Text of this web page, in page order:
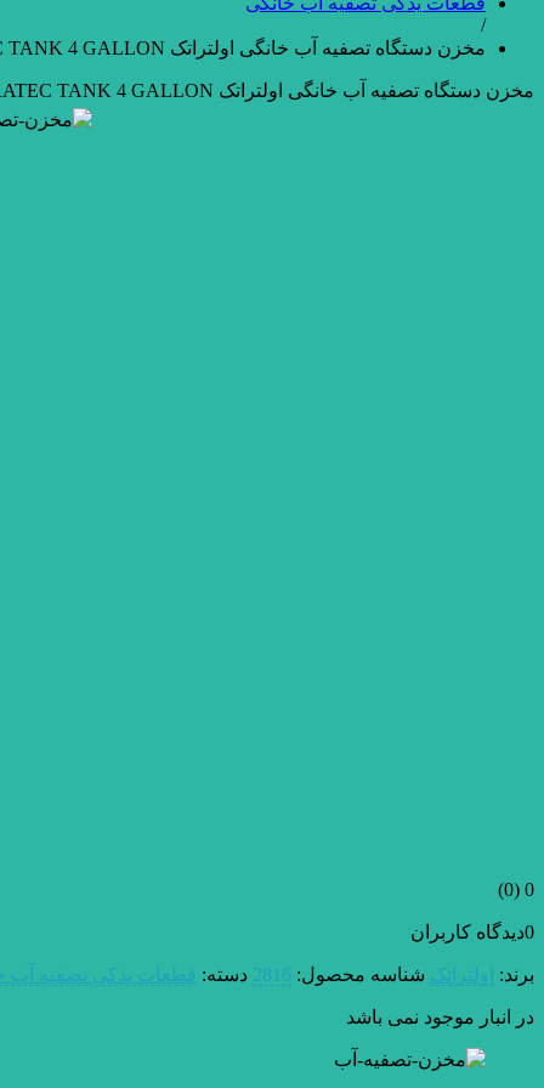
/
مخزن دستگاه تصفیه آب خانگی اولتراتک ULTRATEC TANK 4 GALLON
مخزن دستگاه تصفیه آب خانگی اولتراتک ULTRATEC TANK 4 GALLON TANK 4 GALLON
0
(0)
0دیدگاه کاربران
برند: شناسه محصول: دسته:
در انبار موجود نمی باشد